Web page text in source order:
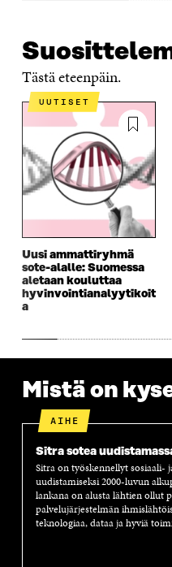
Tästä eteenpäin.
UUTISET
Uusi ammattiryhmä
sote-alalle: Suomessa
aletaan kouluttaa
hyvinvointianalyytikoit
a
Mistä on
AIHE
Sitra sotea
Sitra on työskennellyt sosiaali-
uudistamiseksi 2000-luvun
lankana on alusta lähtien ollut
palvelujärjestelmän
teknologiaa, dataa ja hyviä